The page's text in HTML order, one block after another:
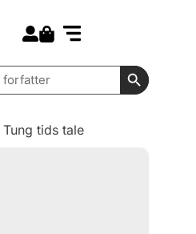
Search
Tung tids tale